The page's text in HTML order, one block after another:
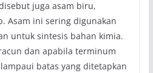
juga asam biru,
Asam ini sering digunakan
untuk sintesis bahan kimia.
dan apabila terminum
batas yang ditetapkan